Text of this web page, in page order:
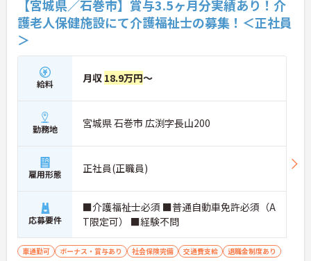
【宮城県／石巻市】賞与3.5ヶ月分実績あり！介
護老人保健施設にて介護福祉士の募集！＜正社員
＞
給料 月収 18.9万円～
勤務地 宮城県 石巻市 広渕字長山200
雇用形態 正社員(正職員)
応募要件
■介護福祉士必須 ■普通自動車免許必須（A
T限定可） ■経験不問
車通勤可 ボーナス・賞与あり 社会保険完備 交通費支給 退職金制度あり